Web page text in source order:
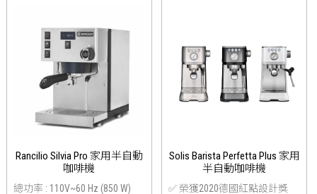
Rancilio Silvia Pro 家用半自動
咖啡機
總功率 : 110V~60 Hz (850 W)
Solis Barista Perfetta Plus 家用
半自動咖啡機
✅ 榮獲2020德國紅點設計獎